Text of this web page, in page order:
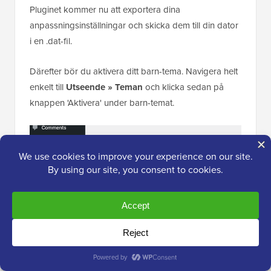
Pluginet kommer nu att exportera dina
anpassningsinställningar och skicka dem till din dator
i en .dat-fil.
Därefter bör du aktivera ditt barn-tema. Navigera helt
enkelt till Utseende » Teman och klicka sedan på
knappen 'Aktivera' under barn-temat.